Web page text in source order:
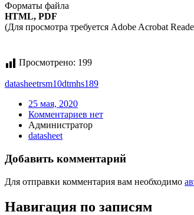
Форматы файла
HTML, PDF
(Для просмотра требуется Adobe Acrobat
Просмотрено: 199
datasheetrsm10dtmhs189
25 мая, 2020
Комментариев нет
Администратор
datasheet
Добавить комментарий
Для отправки комментария вам необходимо
Навигация по записям